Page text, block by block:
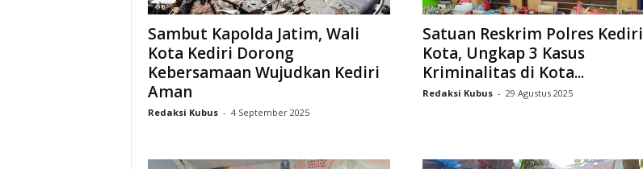
Sambut Kapolda Jatim, Wali
Kota Kediri Dorong
Kebersamaan Wujudkan Kediri
Aman
Redaksi Kubus - 4 September 2025
Satuan Reskrim Polres Kediri
Kota, Ungkap 3 Kasus
Kriminalitas di Kota...
Redaksi Kubus - 29 Agustus 2025